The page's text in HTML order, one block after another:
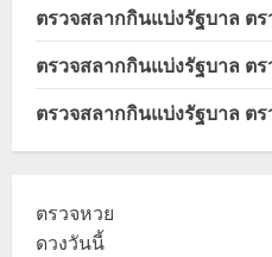
ตรวจสลากกินแบ่งรัฐบาล ต
ตรวจสลากกินแบ่งรัฐบาล ต
ตรวจสลากกินแบ่งรัฐบาล ต
ตรวจหวย
ดวงวันนี้